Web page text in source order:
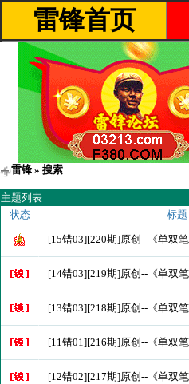
雷锋首页
雷锋 » 搜索
主题列表
状态
标题
[15错03][220期]原创--《单双
[14错03][219期]原创--《单双
[13错03][218期]原创--《单双
[11错01][216期]原创--《单双
[12错02][217期]原创--《单双